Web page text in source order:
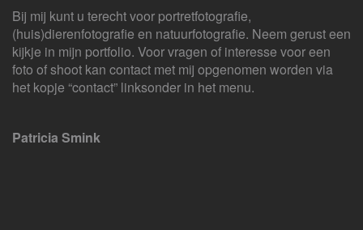
Bij mij kunt u terecht voor portretfotografie,
(huis)dierenfotografie en natuurfotografie. Neem gerust een
kijkje in mijn portfolio. Voor vragen of interesse voor een
foto of shoot kan contact met mij opgenomen worden via
het kopje “contact” linksonder in het menu.
Patricia Smink